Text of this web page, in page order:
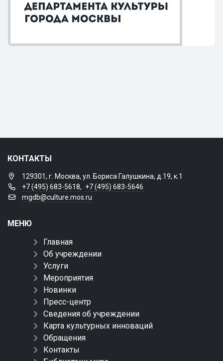
КОНТАКТЫ
129301, г. Москва, ул. Бориса Галушкина, д.19, к.1
+7 (495) 683-5618, +7 (495) 683-5646
mgdb@culture.mos.ru
МЕНЮ
Главная
Об учреждении
Услуги
Мероприятия
Новинки
Пресс-центр
Сведения об учреждении
Карта культурных инноваций
Обращения
Контакты